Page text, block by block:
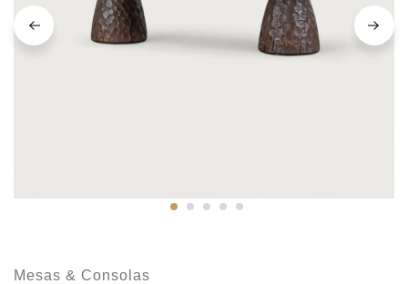
Mesas & Consolas